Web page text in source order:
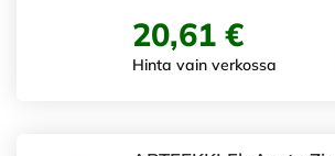
20,61 €
Hinta vain verkossa